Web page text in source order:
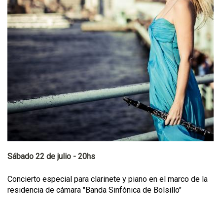
Sábado 22 de julio - 20hs
Concierto especial para clarinete y piano en el marco de la
residencia de cámara "Banda Sinfónica de Bolsillo"